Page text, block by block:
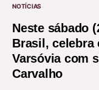
NOTÍCIAS
Neste sábado
Brasil, celebra
Varsóvia com
Carvalho